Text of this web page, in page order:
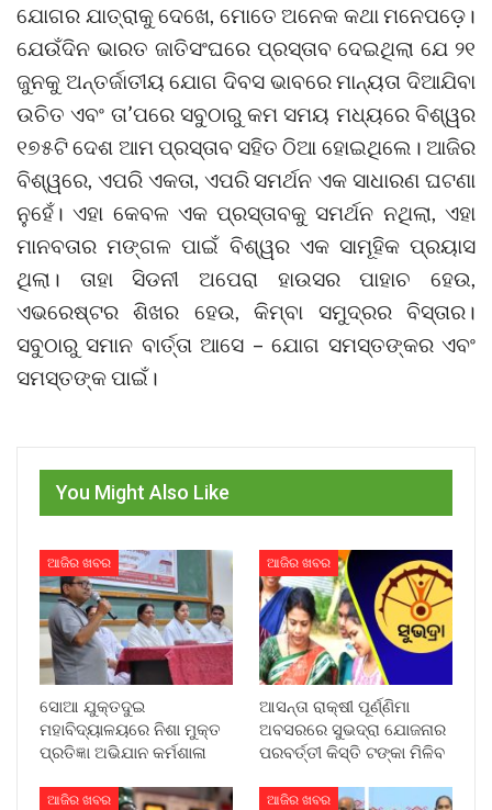
ଯୋଗର ଯାତ୍ରାକୁ ଦେଖେ, ମୋତେ ଅନେକ କଥା ମନେପଡ଼େ।
ଯେଉଁଦିନ ଭାରତ ଜାତିସଂଘରେ ପ୍ରସ୍ତାବ ଦେଇଥିଲା ଯେ ୨୧
ଜୁନକୁ ଅନ୍ତର୍ଜାତୀୟ ଯୋଗ ଦିବସ ଭାବରେ ମାନ୍ୟତା ଦିଆଯିବା
ଉଚିତ ଏବଂ ତା’ପରେ ସବୁଠାରୁ କମ ସମୟ ମଧ୍ୟରେ ବିଶ୍ୱର
୧୭୫ଟି ଦେଶ ଆମ ପ୍ରସ୍ତାବ ସହିତ ଠିଆ ହୋଇଥିଲେ। ଆଜିର
ବିଶ୍ୱରେ, ଏପରି ଏକତା, ଏପରି ସମର୍ଥନ ଏକ ସାଧାରଣ ଘଟଣା
ନୁହେଁ। ଏହା କେବଳ ଏକ ପ୍ରସ୍ତାବକୁ ସମର୍ଥନ ନଥିଲା, ଏହା
ମାନବତାର ମଙ୍ଗଳ ପାଇଁ ବିଶ୍ୱର ଏକ ସାମୂହିକ ପ୍ରୟାସ
ଥିଲା। ତାହା ସିଡନୀ ଅପେରା ହାଉସର ପାହାଚ ହେଉ,
ଏଭରେଷ୍ଟର ଶିଖର ହେଉ, କିମ୍ବା ସମୁଦ୍ରର ବିସ୍ତାର।
ସବୁଠାରୁ ସମାନ ବାର୍ତ୍ତା ଆସେ – ଯୋଗ ସମସ୍ତଙ୍କର ଏବଂ
ସମସ୍ତଙ୍କ ପାଇଁ।
You Might Also Like
ଆଜିର ଖବର
ସୋଆ ଯୁକ୍ତଦୁଇ
ମହାବିଦ୍ୟାଳୟରେ ନିଶା ମୁକ୍ତ
ପ୍ରତିଜ୍ଞା ଅଭିଯାନ କର୍ମଶାଳା
ଆଜିର ଖବର
ଆସନ୍ତା ରାକ୍ଷୀ ପୂର୍ଣ୍ଣିମା
ଅବସରରେ ସୁଭଦ୍ରା ଯୋଜନାର
ପରବର୍ତ୍ତୀ କିସ୍ତି ଟଙ୍କା ମିଳିବ
ଆଜିର ଖବର ଆଜିର ଖବର